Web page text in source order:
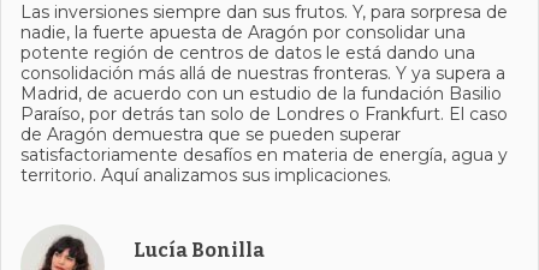
Las inversiones siempre dan sus frutos. Y, para sorpresa de
nadie, la fuerte apuesta de Aragón por consolidar una
potente región de centros de datos le está dando una
consolidación más allá de nuestras fronteras. Y ya supera a
Madrid, de acuerdo con un estudio de la fundación Basilio
Paraíso, por detrás tan solo de Londres o Frankfurt. El caso
de Aragón demuestra que se pueden superar
satisfactoriamente desafíos en materia de energía, agua y
territorio. Aquí analizamos sus implicaciones.
Lucía Bonilla